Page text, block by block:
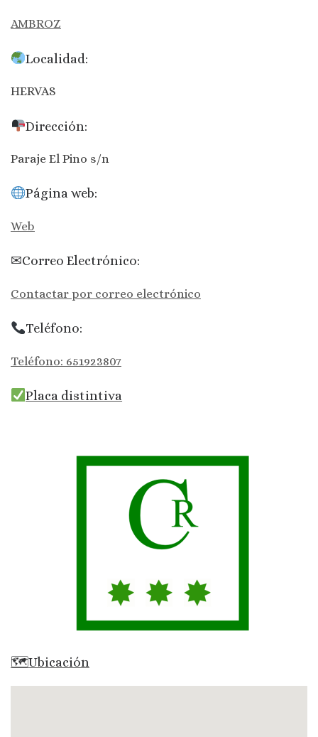
AMBROZ
Localidad:
HERVAS
Dirección:
Paraje El Pino s/n
Página web:
Web
✉Correo Electrónico:
Contactar por correo electrónico
Teléfono:
Teléfono: 651923807
Placa distintiva
🗺Ubicación